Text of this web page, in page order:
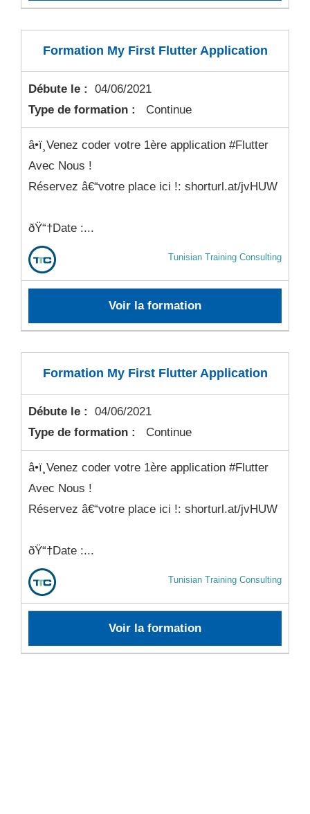
Formation My First Flutter Application
Débute le :
04/06/2021
Type de formation :
Continue
â­•ï¸Venez coder votre 1ère application #Flutter
Avec Nous !
Réservez â€“votre place ici !: shorturl.at/jvHUW
ðŸ“†Date :...
Tunisian Training Consulting
Voir la formation
Formation My First Flutter Application
Débute le :
04/06/2021
Type de formation :
Continue
â­•ï¸Venez coder votre 1ère application #Flutter
Avec Nous !
Réservez â€“votre place ici !: shorturl.at/jvHUW
ðŸ“†Date :...
Tunisian Training Consulting
Voir la formation